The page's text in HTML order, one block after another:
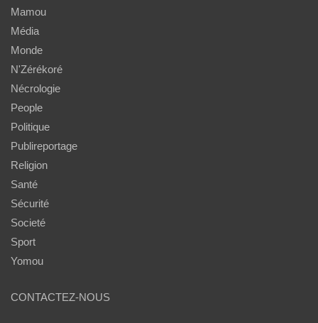
Mamou
Média
Monde
N'Zérékoré
Nécrologie
People
Politique
Publireportage
Religion
Santé
Sécurité
Societé
Sport
Yomou
CONTACTEZ-NOUS